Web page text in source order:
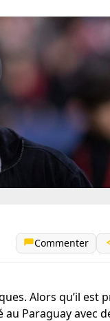
Commenter
Alors qu’il est
Paraguay avec